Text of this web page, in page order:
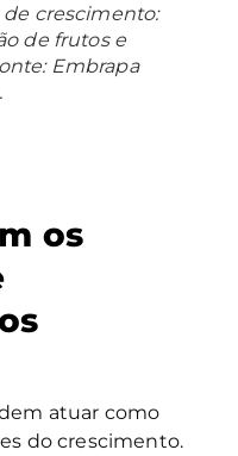
crescimento:
de frutos e
Embrapa
os
atuar como
do crescimento.